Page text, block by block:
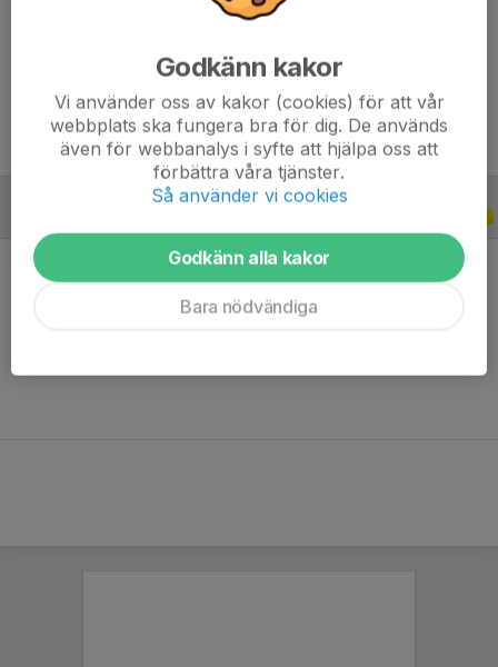
23 år
Godkänn kakor
Vi använder oss av kakor (cookies) för att vår
webbplats ska fungera bra för dig. De används
även för webbanalys i syfte att hjälpa oss att
förbättra våra tjänster.
Så använder vi cookies
Godkänn alla kakor
Bara nödvändiga